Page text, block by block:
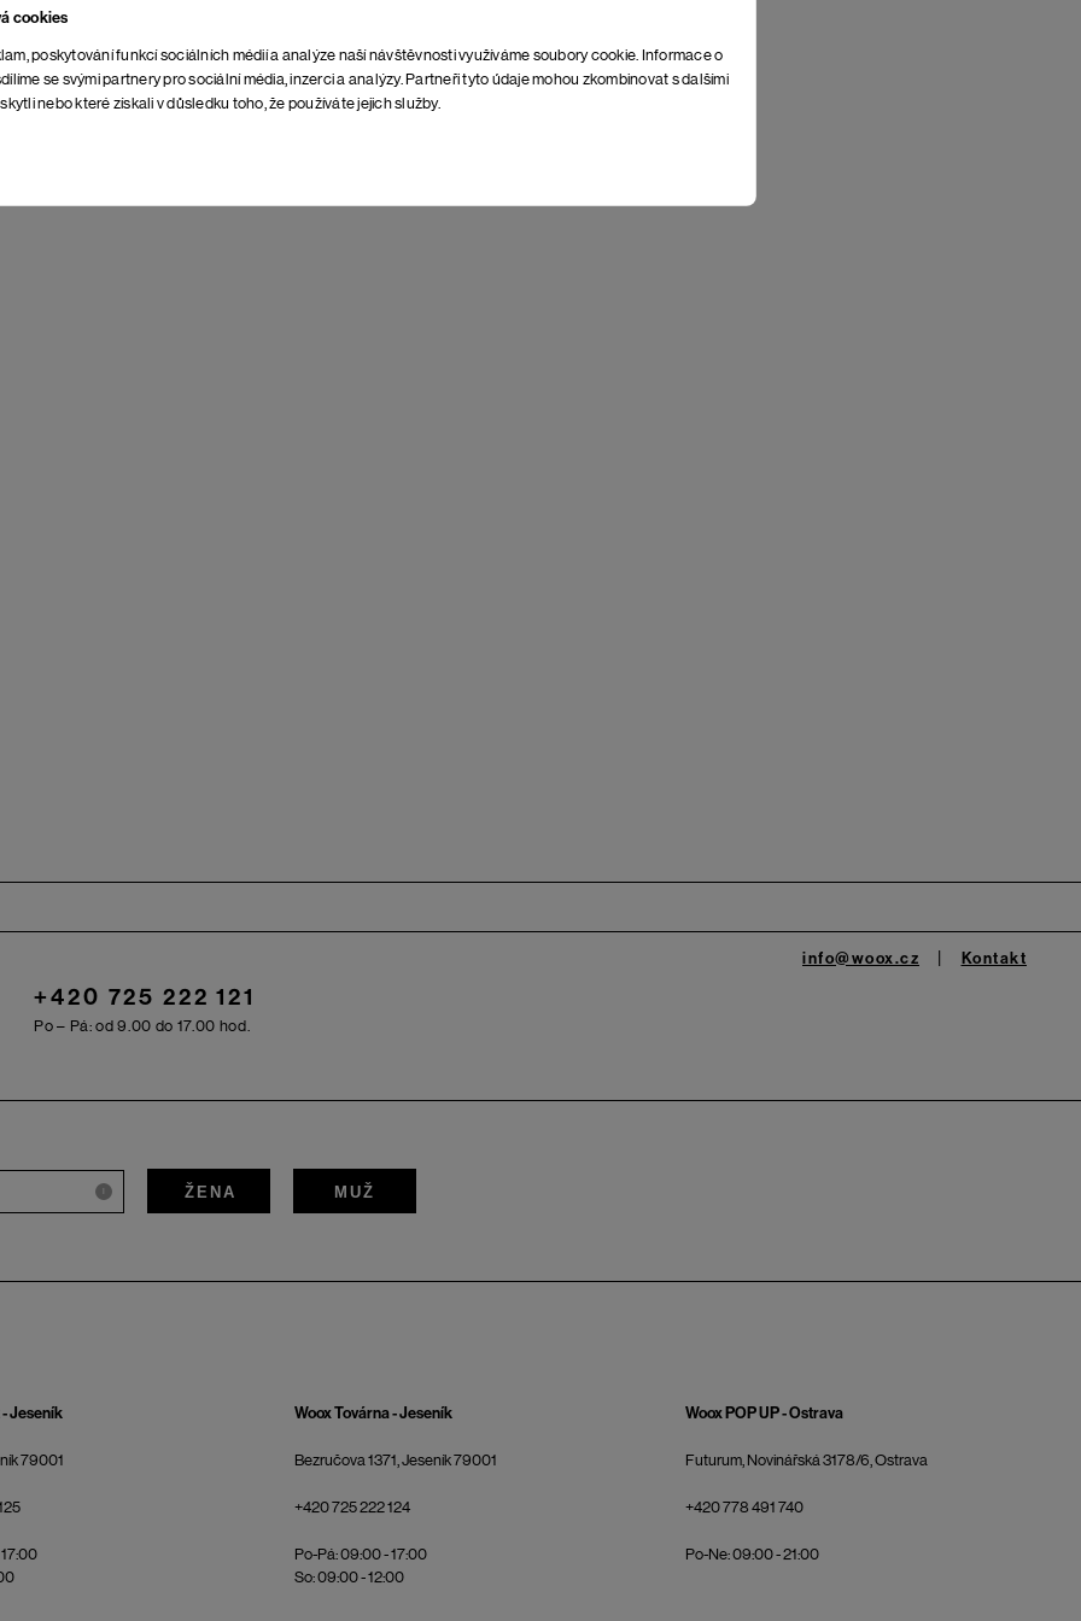
cookies
poskytování funkcí sociálních médií a analýze naší návštěvnosti využíváme soubory cookie. Informace o
se svými partnery pro sociální média, inzerci a analýzy. Partneři tyto údaje mohou zkombinovat s dalšími
nebo které získali v důsledku toho, že používáte jejich služby.
+420 725 222 121
Po – Pá: od 9.00 do 17.00 hod.
info@woox.cz Kontakt
i ŽENA MUŽ
Jeseník
79001
Woox Továrna - Jeseník
Bezručova 1371, Jeseník 79001
+420 725 222 124
Po-Pá: 09:00 - 17:00
So: 09:00 - 12:00
Woox POP UP - Ostrava
Futurum, Novinářská 3178/6, Ostrava
+420 778 491 740
Po-Ne: 09:00 - 21:00